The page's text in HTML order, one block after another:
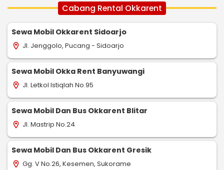
Cabang Rental Okkarent
Sewa Mobil Okkarent Sidoarjo
location_on Jl. Jenggolo, Pucang - Sidoarjo
Sewa Mobil Okka Rent Banyuwangi
location_on Jl. Letkol Istiqlah No.95
Sewa Mobil Dan Bus Okkarent Blitar
location_on Jl. Mastrip No.24
Sewa Mobil Dan Bus Okkarent Gresik
location_on Gg. V No.26, Kesemen, Sukorame